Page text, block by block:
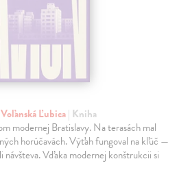
Ľubica| Kniha
modernej Bratislavy. Na terasách mal
horúčavách. Výťah fungoval na kľúč —
návšteva. Vďaka modernej konštrukcii si